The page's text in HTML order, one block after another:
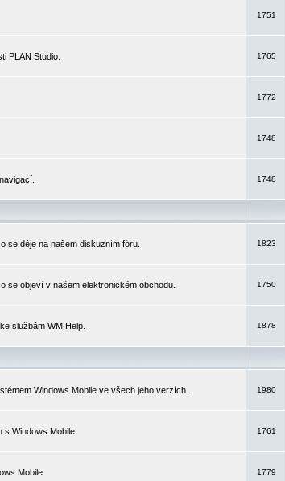
1751
PLAN Studio.
1765
1772
1748
1748
se děje na našem diskuzním fóru.
1823
se objeví v našem elektronickém obchodu.
1750
službám WM Help.
1878
Windows Mobile ve všech jeho verzích.
1980
Windows Mobile.
1761
Mobile.
1779